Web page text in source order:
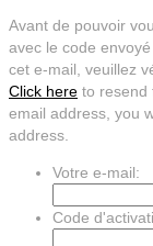
Avant de pouvoir
avec le code
cet e-mail, veuillez
Click here to resend
email address, you
address.
Votre e-mail:
Code